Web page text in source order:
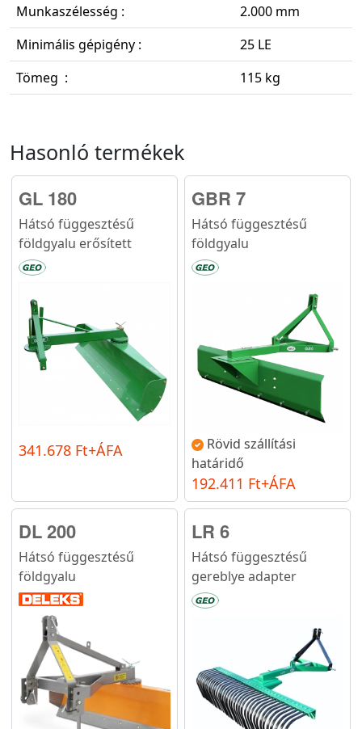
Munkaszélesség :
2.000 mm
Minimális gépigény :
25 LE
Tömeg :
115 kg
Hasonló termékek
GL 180
Hátsó függesztésű
földgyalu erősített
341.678 Ft+ÁFA
GBR 7
Hátsó függesztésű
földgyalu
Rövid szállítási
határidő
192.411 Ft+ÁFA
DL 200
Hátsó függesztésű
földgyalu
LR 6
Hátsó függesztésű
gereblye adapter